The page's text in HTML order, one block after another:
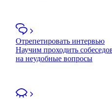
Отрепетировать интервью
Научим проходить
на неудобные вопросы